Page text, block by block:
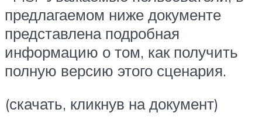
предлагаемом ниже документе
представлена подробная
информацию о том, как получить
полную версию этого сценария.
(скачать, кликнув на документ)